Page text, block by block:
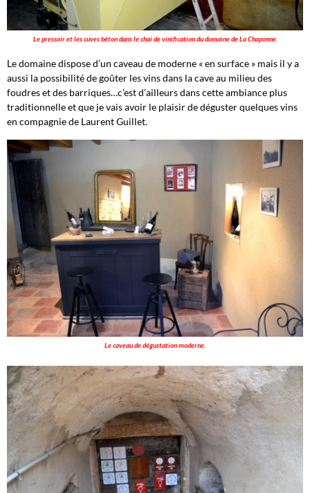
Le pressoir et les cuves béton dans le chai de vinification du domaine de La Chaponne.
Le domaine dispose d’un caveau de moderne « en surface » mais il y a
aussi la possibilité de goûter les vins dans la cave au milieu des
foudres et des barriques…c’est d’ailleurs dans cette ambiance plus
traditionnelle et que je vais avoir le plaisir de déguster quelques vins
en compagnie de Laurent Guillet.
Le caveau de dégustation moderne.